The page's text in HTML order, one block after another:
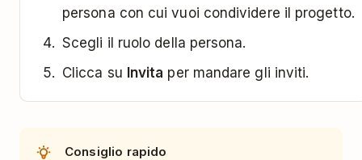
persona con cui vuoi condividere il progetto.
Scegli il ruolo della persona.
Clicca su Invita per mandare gli inviti.
Consiglio rapido